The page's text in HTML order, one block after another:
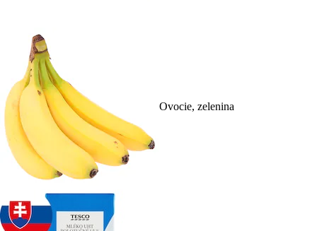
Ovocie, zelenina